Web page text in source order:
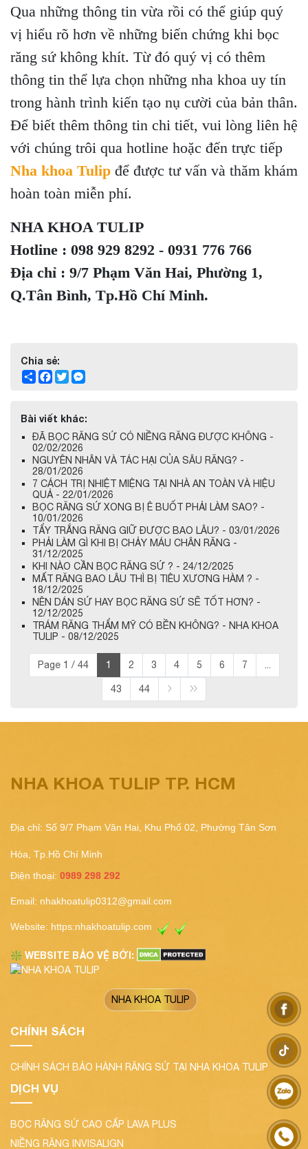
Qua những thông tin vừa rồi có thể giúp quý
vị hiểu rõ hơn về những biến chứng khi bọc
răng sứ không khít. Từ đó quý vị có thêm
thông tin thể lựa chọn những nha khoa uy tín
trong hành trình kiến tạo nụ cười của bản thân.
Để biết thêm thông tin chi tiết, vui lòng liên hệ
với chúng trôi qua hotline hoặc đến trực tiếp
Nha khoa Tulip để được tư vấn và thăm khám
hoàn toàn miễn phí.
NHA KHOA TULIP
Hotline : 098 929 8292 - 0931 776 766
Địa chỉ : 9/7 Phạm Văn Hai, Phường 1,
Q.Tân Bình, Tp.Hồ Chí Minh.
Chia sẻ:
ShareFacebook
Twitter
Bài viết khác:
ĐÃ BỌC RĂNG SỨ CÓ NIỀNG RĂNG ĐƯỢC KHÔNG -
02/02/2026
NGUYÊN NHÂN VÀ TÁC HẠI CỦA SÂU RĂNG? -
28/01/2026
7 CÁCH TRỊ NHIỆT MIỆNG TẠI NHÀ AN TOÀN VÀ HIỆU
QUẢ - 22/01/2026
BỌC RĂNG SỨ XONG BỊ Ê BUỐT PHẢI LÀM SAO? -
10/01/2026
TẨY TRẮNG RĂNG GIỮ ĐƯỢC BAO LÂU? - 03/01/2026
PHẢI LÀM GÌ KHI BỊ CHẢY MÁU CHÂN RĂNG -
31/12/2025
KHI NÀO CẦN BỌC RĂNG SỨ ? - 24/12/2025
MẤT RĂNG BAO LÂU THÌ BỊ TIÊU XƯƠNG HÀM ? -
18/12/2025
NÊN DÁN SỨ HAY BỌC RĂNG SỨ SẼ TỐT HƠN? -
12/12/2025
TRÁM RĂNG THẨM MỸ CÓ BỀN KHÔNG? - NHA KHOA
TULIP - 08/12/2025
Page 1 / 44 1 2 3 4 5 6 7 ...
43 44
NHA KHOA TULIP TP. HCM
Địa chỉ: Số 9/7 Phạm Văn Hai, Khu Phố 02, Phường Tân Sơn
Hòa, Tp.Hồ Chí Minh
Điện thoại: 0989 298 292
Email: nhakhoatulip0312@gmail.com
Website: https:nhakhoatulip.com
❇️ WEBSITE BẢO VỆ BỞI:
NHA KHOA TULIP
CHÍNH SÁCH
CHÍNH SÁCH BẢO HÀNH RĂNG SỨ TẠI NHA KHOA TULIP
DỊCH VỤ
BỌC RĂNG SỨ CAO CẤP LAVA PLUS
NIỀNG RĂNG INVISALIGN